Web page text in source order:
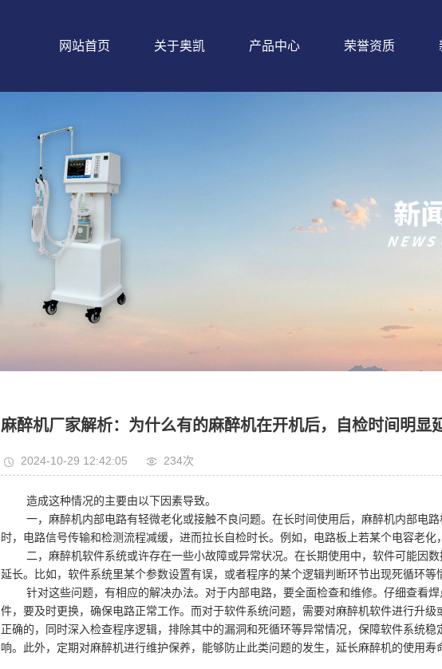
网站首页 关于奥凯 产品中心 荣誉资质
麻醉机厂家解析：为什么有的麻醉机在开机后，自检时间明显
2024-10-29 12:42:05 234次
造成这种情况的主要由以下因素导致。
一，麻醉机内部电路有轻微老化或接触不良问题。在长时间使用后，麻醉机内部电
时，电路信号传输和检测流程减缓，进而拉长自检时长。例如，电路板上若某个电容老化
二，麻醉机软件系统或许存在一些小故障或异常状况。在长期使用中，软件可能因
延长。比如，软件系统里某个参数设置有误，或者程序的某个逻辑判断环节出现死循环等
针对这些问题，有相应的解决办法。对于内部电路，要全面检查和维修。仔细查看
件，要及时更换，确保电路正常工作。而对于软件系统问题，需要对麻醉机软件进行升
正确的，同时深入检查程序逻辑，排除其中的漏洞和死循环等异常情况，保障软件系统
响。此外，定期对麻醉机进行维护保养，能够防止此类问题的发生，延长麻醉机的使用寿